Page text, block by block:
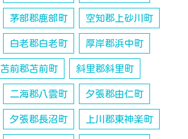
茅部郡鹿部町 空知郡上砂川町
白老郡白老町 厚岸郡浜中町
苫前郡苫前町 斜里郡斜里町
二海郡八雲町 夕張郡由仁町
夕張郡長沼町 上川郡東神楽町